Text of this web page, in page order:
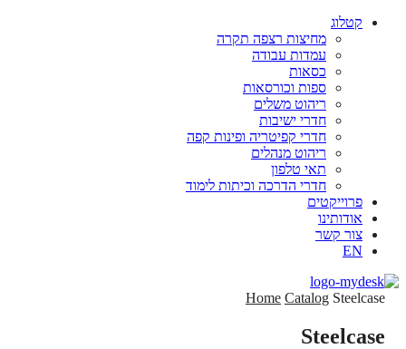
קטלוג
מחיצות רצפה תקרה
עמדות עבודה
כסאות
ספות וכורסאות
ריהוט משלים
חדרי ישיבות
חדרי קפיטריה ופינות קפה
ריהוט מנהלים
תאי טלפון
חדרי הדרכה וכיתות לימוד
פרוייקטים
אודותינו
צור קשר
EN
Home Catalog Steelcase
Steelcase